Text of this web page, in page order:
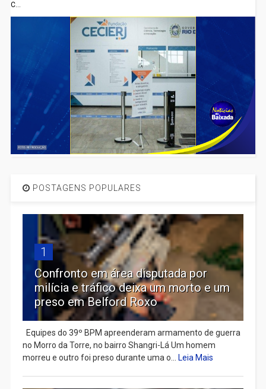
C...
POSTAGENS POPULARES
1
Confronto em área disputada por
milícia e tráfico deixa um morto e um
preso em Belford Roxo
Equipes do 39º BPM apreenderam armamento de guerra
no Morro da Torre, no bairro Shangri-Lá Um homem
morreu e outro foi preso durante uma o...
Leia Mais